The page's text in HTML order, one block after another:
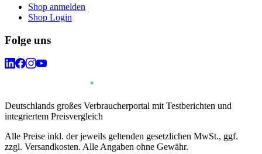
Shop anmelden
Shop Login
Folge uns
Deutschlands großes Verbraucherportal mit Testberichten und
integriertem Preisvergleich
Alle Preise inkl. der jeweils geltenden gesetzlichen MwSt., ggf.
zzgl. Versandkosten. Alle Angaben ohne Gewähr.